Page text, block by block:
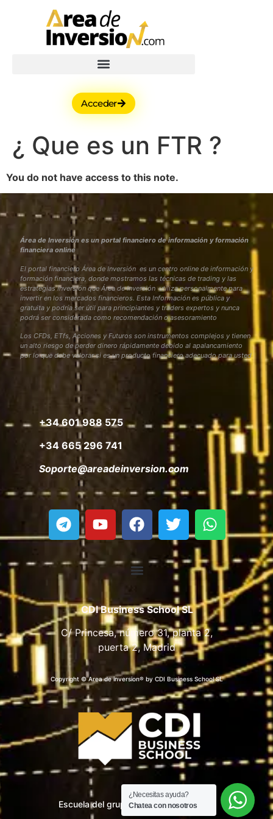
Acceder
¿ Que es un FTR ?
You do not have access to this note.
Área de Inversión es un portal financiero de información y formación
financiera online
El portal financiero Área de Inversión es un centro online de información y
formación financiera, donde mostramos las técnicas de trading y las
estrategias inversión que Área de Inversión utiliza personalmente para
invertir en los mercados financieros. Esta Información es pública y
gratuita y podría ser útil para principiantes y traders expertos y nunca
podrá ser considerada como recomendación o asesoramiento
Los CFDs, ETfs, Acciones y Futuros son instrumentos complejos y tienen
un alto riesgo de perder dinero rápidamente debido al apalancamiento
por lo que debe valorar si es un producto financiero adecuado para usted
+34 601 988 575
+34 665 296 741
Soporte@areadeinversion.com
CDI Business School SL
C/ Princesa, número 31, planta 2,
puerta 2, Madrid
Copyright © Area de inversion® by CDI Business School SL
Escuela del grupo CDI Business School
¿Necesitas ayuda?
Chatea con nosotros